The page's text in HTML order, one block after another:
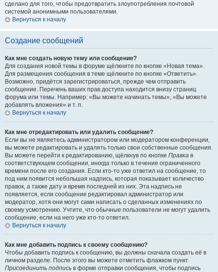
сделано для того, чтобы предотвратить злоупотребления почтовой
системой анонимными пользователями.
Вернуться к началу
Создание сообщений
Как мне создать новую тему или сообщение?
Для создания новой темы в форуме щёлкните по кнопке «Новая тема».
Для размещения сообщения в теме щёлкните по кнопке «Ответить».
Возможно, придётся зарегистрироваться, прежде чем отправить
сообщение. Перечень ваших прав доступа находится внизу страниц
форума или темы. Например: «Вы можете начинать темы», «Вы можете
добавлять вложения» и т. п.
Вернуться к началу
Как мне отредактировать или удалить сообщение?
Если вы не являетесь администратором или модератором конференции,
вы можете редактировать и удалять только свои собственные сообщения.
Вы можете перейти к редактированию, щёлкнув по кнопке Правка в
соответствующем сообщении, иногда только в течение ограниченного
времени после его создания. Если кто-то уже ответил на сообщение, то
под ним появится небольшая надпись, которая показывает количество
правок, а также дату и время последней из них. Эта надпись не
появляется, если сообщение редактировал администратор или
модератор, хотя они могут сами написать о сделанных изменениях по
своему усмотрению. Учтите, что обычные пользователи не могут удалить
сообщение, если на него уже кто-то ответил.
Вернуться к началу
Как мне добавить подпись к своему сообщению?
Чтобы добавить подпись к сообщению, вы должны сначала создать её в
личном разделе. После этого вы можете отметить флажком пункт
Присоединить подпись в форме отправки сообщения, чтобы подпись